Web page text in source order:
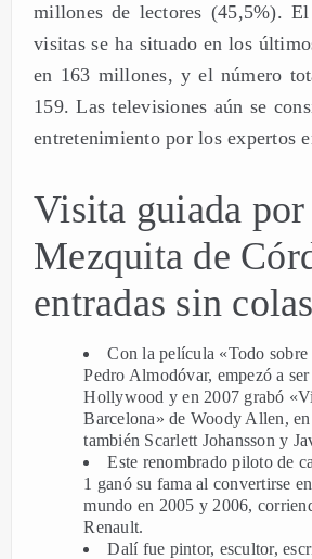
millones de lectores (45,5%).
visitas se ha situado en los
en 163 millones, y el número
159. Las televisiones aún se
entretenimiento por los expertos
Visita guiada por
Mezquita de
entradas sin colas
Con la película «Todo sobre
Pedro Almodóvar, empezó a
Hollywood y en 2007 grabó
Barcelona» de Woody Allen,
también Scarlett Johansson y
Este renombrado piloto de
1 ganó su fama al convertirse
mundo en 2005 y 2006,
Renault.
Dalí fue pintor, escultor,